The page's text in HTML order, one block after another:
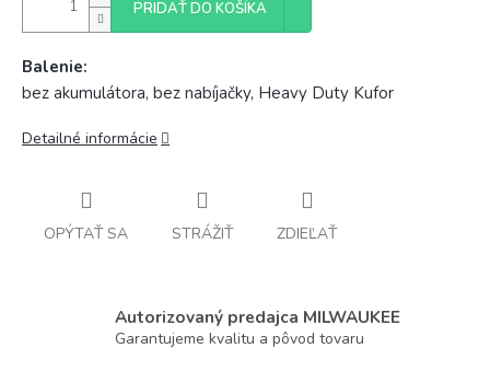
PRIDAŤ DO KOŠÍKA
Balenie:
bez akumulátora, bez nabíjačky, Heavy Duty Kufor
Detailné informácie
OPÝTAŤ SA STRÁŽIŤ ZDIEĽAŤ
Autorizovaný predajca MILWAUKEE
Garantujeme kvalitu a pôvod tovaru